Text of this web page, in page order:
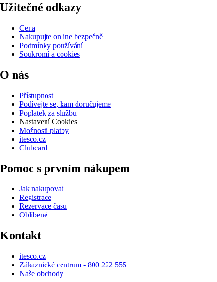
Užitečné odkazy
Cena
Nakupujte online bezpečně
Podmínky používání
Soukromí a cookies
O nás
Přístupnost
Podívejte se, kam doručujeme
Poplatek za službu
Nastavení Cookies
Možnosti platby
itesco.cz
Clubcard
Pomoc s prvním nákupem
Jak nakupovat
Registrace
Rezervace času
Oblíbené
Kontakt
itesco.cz
Zákaznické centrum - 800 222 555
Naše obchody